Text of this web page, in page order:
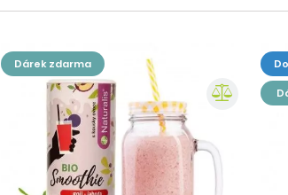
dárek zdarma